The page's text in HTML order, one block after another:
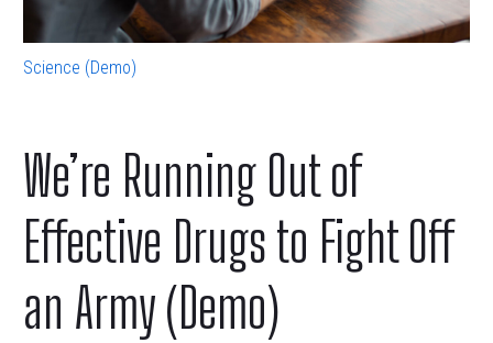
Science (Demo)
We’re Running Out of
Effective Drugs to Fight Off
an Army (Demo)